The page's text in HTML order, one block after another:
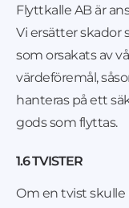
Flyttkalle AB är
Vi ersätter
som orsakats av
värdeföremål,
hanteras på ett
gods som flyttas.
1.6 TVISTER
Om en tvist